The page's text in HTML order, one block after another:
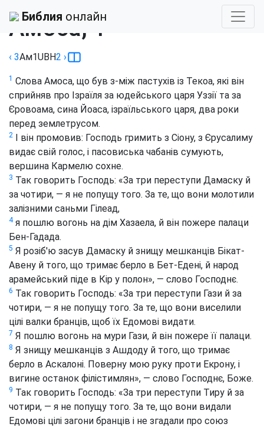
Библия онлайн
Амоса, 1
‹ 3Ам1UBH2 ›
1 Слова Амоса, що був з-між пастухів із Текоа, які він
сприйняв про Ізраїля за юдейського царя Уззії та за
Єровоама, сина Йоаса, ізраїльського царя, два роки
перед землетрусом.
2 І він промовив: Господь гримить з Сіону, з Єрусалиму
видає свій голос, і пасовиська чабанів сумують,
вершина Кармелю сохне.
3 Так говорить Господь: «За три переступи Дамаску й
за чотири, — я не попущу того. За те, що вони молотили
залізними саньми Гілеад,
4я пошлю вогонь на дім Хазаела, й він пожере палаци
Бен-Гадада.
5 Я розіб'ю засув Дамаску й знищу мешканців Бікат-
Авену й того, що тримає берло в Бет-Едені, й народ
арамейський піде в Кір у полон», — слово Господнє.
6 Так говорить Господь: «За три переступи Гази й за
чотири, — я не попущу того. За те, що вони виселили
цілі валки бранців, щоб їх Едомові видати.
7 Я пошлю вогонь на мури Гази, й він пожере її палаци.
8 Я знищу мешканців з Ашдоду й того, що тримає
берло в Аскалоні. Поверну мою руку проти Екрону, і
вигине останок філістимлян», — слово Господнє, Боже.
9 Так говорить Господь: «За три переступи Тиру й за
чотири, — я не попущу того. За те, що вони видали
Едомові цілі загони бранців і не згадали про союз